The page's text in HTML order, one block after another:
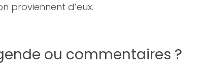
proviennent d’eux.
ou commentaires ?